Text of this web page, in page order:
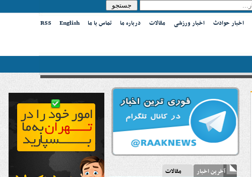
اخبار حوادث اخبار ورزشی مقالات درباره ما تماس با ما English
RSS
آخرین اخبار مقالات